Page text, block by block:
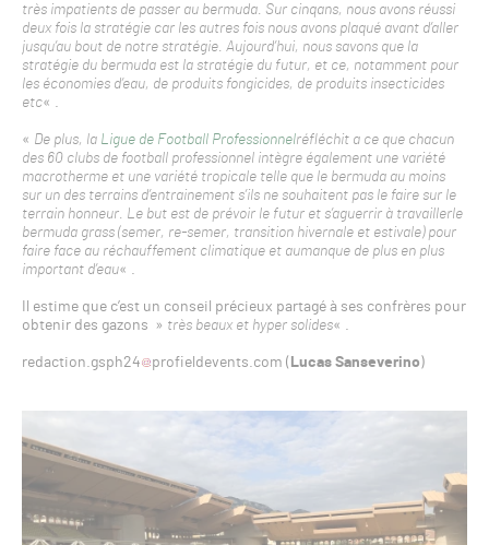
très impatients de passer au bermuda. Sur cinqans, nous avons réussi
deux fois la stratégie car les autres fois nous avons plaqué avant d’aller
jusqu’au bout de notre stratégie. Aujourd’hui, nous savons que la
stratégie du bermuda est la stratégie du futur, et ce, notamment pour
les économies d’eau, de produits fongicides, de produits insecticides
etc« .
« De plus, la Ligue de Football Professionnelréfléchit a ce que chacun
des 60 clubs de football professionnel intègre également une variété
macrotherme et une variété tropicale telle que le bermuda au moins
sur un des terrains d’entrainement s’ils ne souhaitent pas le faire sur le
terrain honneur. Le but est de prévoir le futur et s’aguerrir à travaillerle
bermuda grass (semer, re-semer, transition hivernale et estivale) pour
faire face au réchauffement climatique et aumanque de plus en plus
important d’eau« .
Il estime que c’est un conseil précieux partagé à ses confrères pour
obtenir des gazons » très beaux et hyper solides« .
redaction.gsph24 profieldevents.com ( Lucas Sanseverino )